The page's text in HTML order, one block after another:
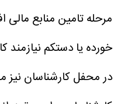
مرحله تامین منابع مالی
خورده یا دستکم نیازمند
در محفل کارشناسان